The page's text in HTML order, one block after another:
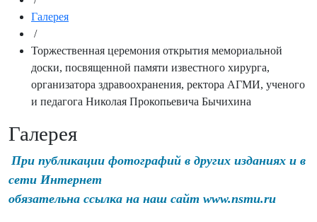
Галерея
/
Торжественная церемония открытия мемориальной
доски, посвященной памяти известного хирурга,
организатора здравоохранения, ректора АГМИ, ученого
и педагога Николая Прокопьевича Бычихина
Галерея
При публикации фотографий в других изданиях и в
сети Интернет
обязательна ссылка на наш сайт www.nsmu.ru